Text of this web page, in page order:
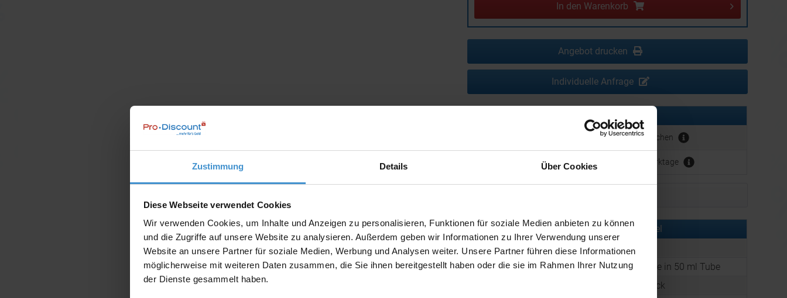
Zustimmung Details Über Cookies
Diese Webseite verwendet Cookies
Wir verwenden Cookies, um Inhalte und Anzeigen zu personalisieren, Funktionen für soziale Medien anbieten zu können
und die Zugriffe auf unsere Website zu analysieren. Außerdem geben wir Informationen zu Ihrer Verwendung unserer
Website an unsere Partner für soziale Medien, Werbung und Analysen weiter. Unsere Partner führen diese Informationen
möglicherweise mit weiteren Daten zusammen, die Sie ihnen bereitgestellt haben oder die sie im Rahmen Ihrer Nutzung
der Dienste gesammelt haben.
In den Warenkorb
Angebot drucken
Individuelle Anfrage
ca. 8 - 9 Wochen
ca. 3 - 5 Werktage
Produktinformationen zu diesem Werbeartikel
Artikelnummer:
ICS50-AVHC-SD
Artikelname:
Aloe Vera Handcreme in 50 ml Tube
Ausführung: Siebdruck